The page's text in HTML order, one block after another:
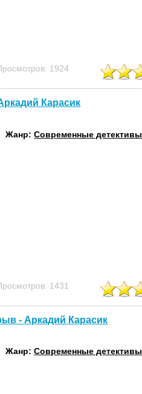
1924
Карасик
Жанр:Современные детективы
1431
- Аркадий Карасик
Жанр:Современные детективы